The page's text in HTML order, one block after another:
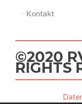
Kontakt
©2020
RIGHTS